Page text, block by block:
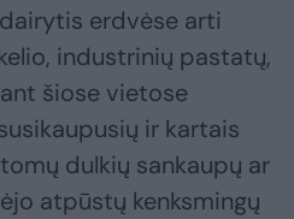
erdvėse arti
industrinių pastatų,
šiose vietose
ir kartais
dulkių sankaupų ar
atpūstų kenksmingų